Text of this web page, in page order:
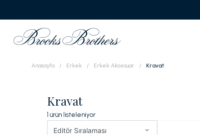
Anasayfa Erkek Erkek Aksesuar Kravat
Kravat
1 ürün listeleniyor
Editör Sıralaması